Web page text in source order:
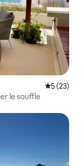
5 (23)
le souffle